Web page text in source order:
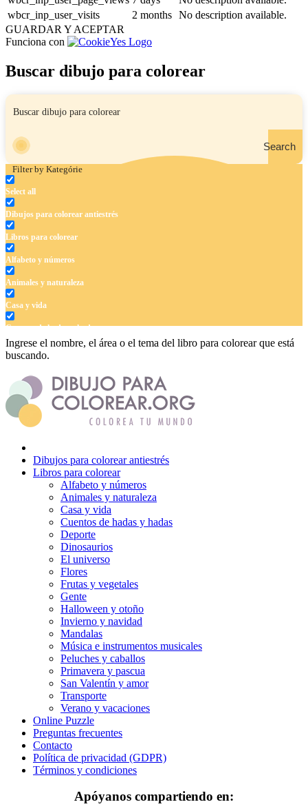
wbcr_inp_user_visits
2 months No description available.
GUARDAR Y ACEPTAR
Funciona con
Buscar dibujo para colorear
Search
Filter by Kategórie
Select all
Dibujos para colorear antiestrés
Libros para colorear
Alfabeto y números
Animales y naturaleza
Casa y vida
Cuentos de hadas y hadas
Deporte
Dinosaurios
El universo
Flores
Gente
Halloween y otoño
Invierno y navidad
Música e instrumentos musicales
Peluches y caballos
Primavera y pascua
San Valentín y amor
Verano y vacaciones
Libros para colorear para niños
Sin categorizar
Ingrese el nombre, el área o el tema del libro para colorear que está
buscando.
Dibujos para colorear antiestrés
Libros para colorear
Alfabeto y números
Animales y naturaleza
Casa y vida
Cuentos de hadas y hadas
Deporte
Dinosaurios
El universo
Flores
Frutas y vegetales
Gente
Halloween y otoño
Invierno y navidad
Mandalas
Música e instrumentos musicales
Peluches y caballos
Primavera y pascua
San Valentín y amor
Transporte
Verano y vacaciones
Online Puzzle
Preguntas frecuentes
Contacto
Política de privacidad (GDPR)
Términos y condiciones
Apóyanos compartiendo en: